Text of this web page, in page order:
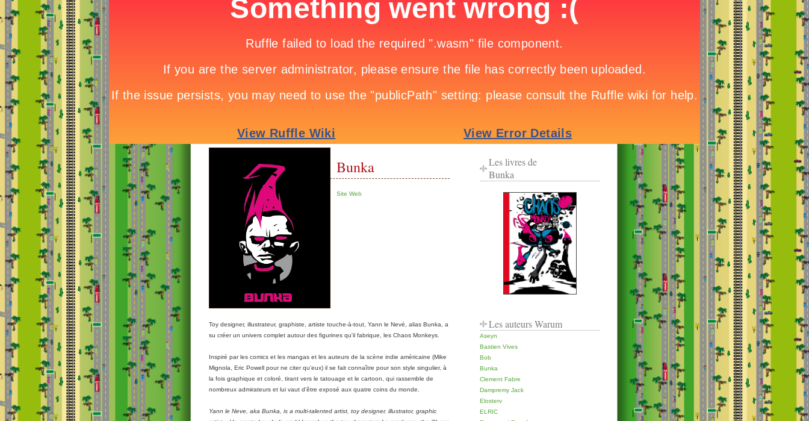
Bunka
Site Web
Toy designer, illustrateur, graphiste, artiste touche-à-tout, Yann le Nevé, alias Bunka, a
su créer un univers complet autour des figurines qu'il fabrique, les Chaos Monkeys.
Inspiré par les comics et les mangas et les auteurs de la scène indie américaine (Mike
Mignola, Eric Powell pour ne citer qu'eux) il se fait connaître pour son style singulier, à
la fois graphique et coloré, tirant vers le tatouage et le cartoon, qui rassemble de
nombreux admirateurs et lui vaut d'être exposé aux quatre coins du monde.
Yann le Neve, aka Bunka, is a multi-talented artist, toy designer, illustrator, graphic
Les livres de
Bunka
Les auteurs Warum
Aseyn
Bastien Vives
Bob
Bunka
Clement Fabre
Dampremy Jack
Elosterv
ELRIC